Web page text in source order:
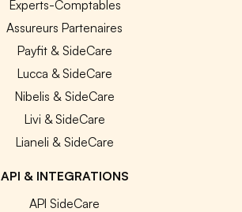
Experts-Comptables
Assureurs Partenaires
Payfit & SideCare
Lucca & SideCare
Nibelis & SideCare
Livi & SideCare
Lianeli & SideCare
API & INTEGRATIONS
API SideCare